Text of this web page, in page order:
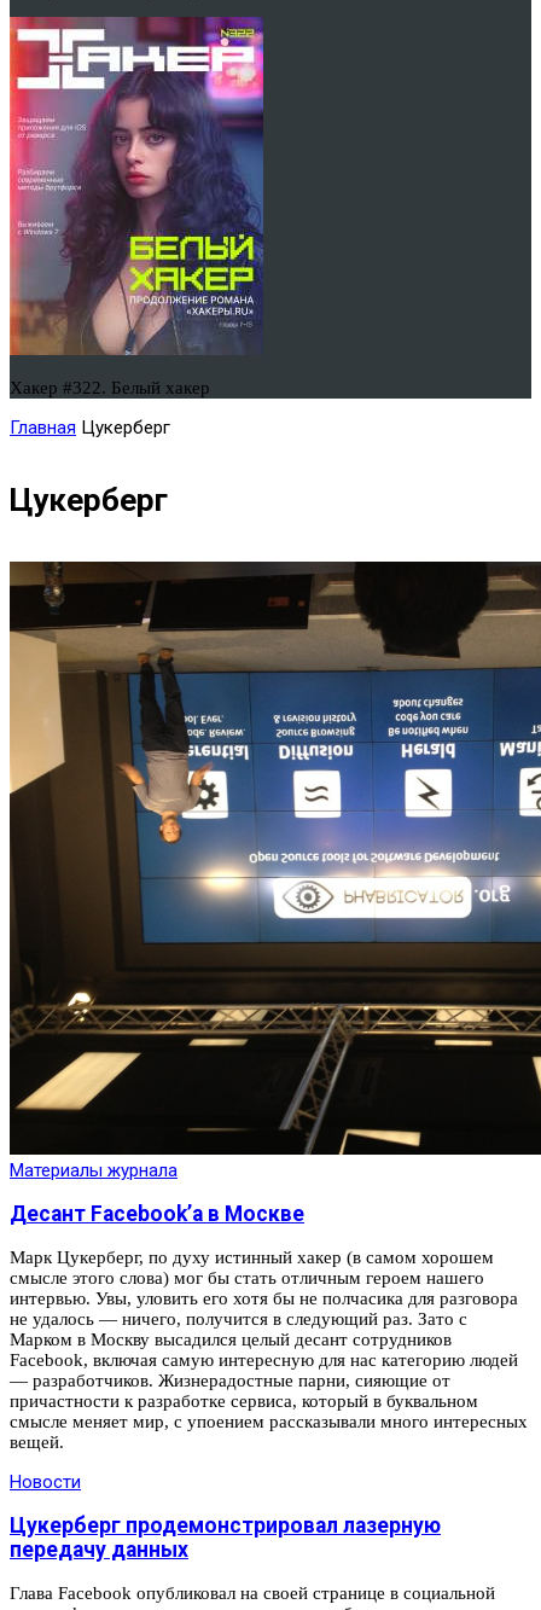
Хакер #322. Белый хакер
Главная Цукерберг
Цукерберг
Материалы журнала
Десант Facebook’а в Москве
Марк Цукерберг, по духу истинный хакер (в самом хорошем
смысле этого слова) мог бы стать отличным героем нашего
интервью. Увы, уловить его хотя бы не полчасика для разговора
не удалось — ничего, получится в следующий раз. Зато с
Марком в Москву высадился целый десант сотрудников
Facebook, включая самую интересную для нас категорию людей
— разработчиков. Жизнерадостные парни, сияющие от
причастности к разработке сервиса, который в буквальном
смысле меняет мир, с упоением рассказывали много интересных
вещей.
Новости
Цукерберг продемонстрировал лазерную
передачу данных
Глава Facebook опубликовал на своей странице в социальной